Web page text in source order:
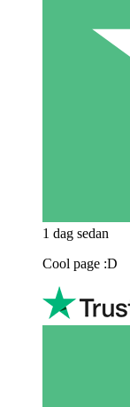
1 dag sedan
Cool page :D